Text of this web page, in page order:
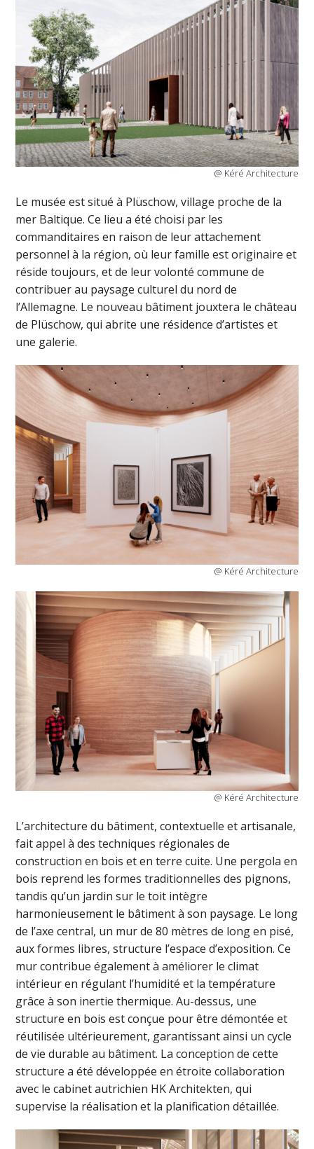
@ Kéré Architecture
Le musée est situé à Plüschow, village proche de la
mer Baltique. Ce lieu a été choisi par les
commanditaires en raison de leur attachement
personnel à la région, où leur famille est originaire et
réside toujours, et de leur volonté commune de
contribuer au paysage culturel du nord de
l’Allemagne. Le nouveau bâtiment jouxtera le château
de Plüschow, qui abrite une résidence d’artistes et
une galerie.
@ Kéré Architecture
@ Kéré Architecture
L’architecture du bâtiment, contextuelle et artisanale,
fait appel à des techniques régionales de
construction en bois et en terre cuite. Une pergola en
bois reprend les formes traditionnelles des pignons,
tandis qu’un jardin sur le toit intègre
harmonieusement le bâtiment à son paysage. Le long
de l’axe central, un mur de 80 mètres de long en pisé,
aux formes libres, structure l’espace d’exposition. Ce
mur contribue également à améliorer le climat
intérieur en régulant l’humidité et la température
grâce à son inertie thermique. Au-dessus, une
structure en bois est conçue pour être démontée et
réutilisée ultérieurement, garantissant ainsi un cycle
de vie durable au bâtiment. La conception de cette
structure a été développée en étroite collaboration
avec le cabinet autrichien HK Architekten, qui
supervise la réalisation et la planification détaillée.